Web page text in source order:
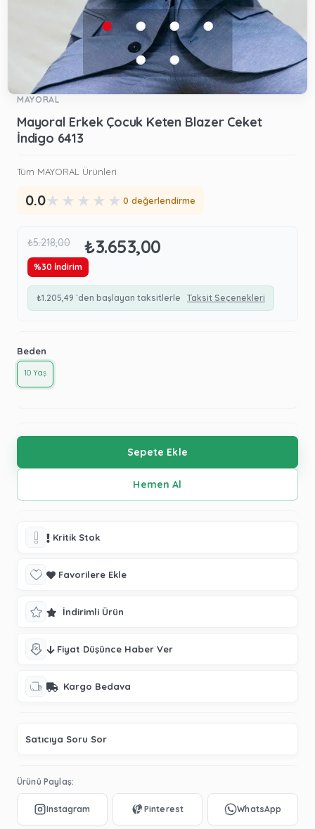
MAYORAL
Mayoral Erkek Çocuk Keten Blazer Ceket
İndigo 6413
Tüm MAYORAL Ürünleri
0.0★ ★ ★ ★ ★ 0 değerlendirme
₺5.218,00 ₺3.653,00
%30 İndirim
₺1.205,49 `den başlayan taksitlerle Taksit Seçenekleri
Beden
10 Yaş
Kritik Stok
Favorilere Ekle
İndirimli Ürün
Fiyat Düşünce Haber Ver
Kargo Bedava
Satıcıya Soru Sor
Ürünü Paylaş: